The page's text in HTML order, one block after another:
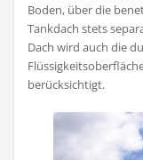
Boden, über die
Tankdach stets
Dach wird auch die
berücksichtigt.